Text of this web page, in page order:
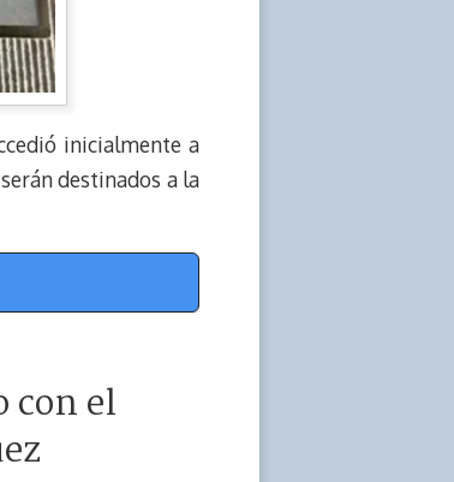
inicialmente a
destinados a la
con el